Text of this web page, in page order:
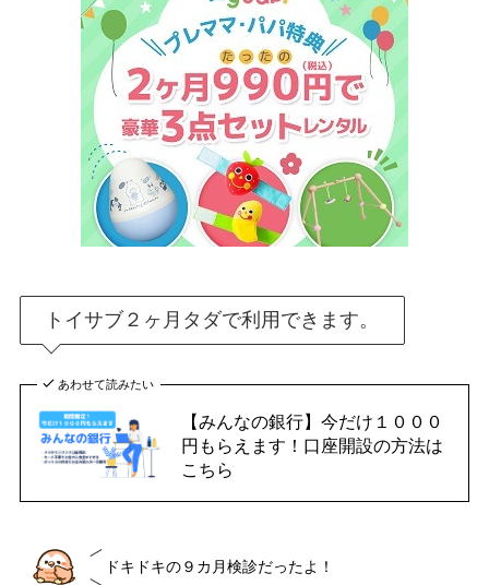
トイサブ２ヶ月タダで利用できます。
あわせて読みたい
【みんなの銀行】今だけ１０００
円もらえます！口座開設の方法は
こちら
ドキドキの９カ月検診だったよ！